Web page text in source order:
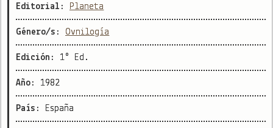
Editorial: Planeta
Género/s: Ovnilogía
Edición: 1° Ed.
Año: 1982
País: España